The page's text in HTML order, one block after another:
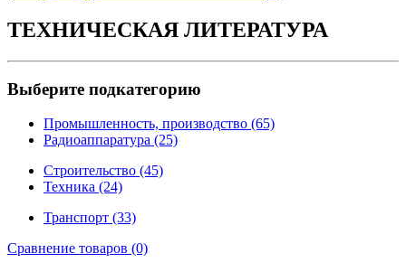
ТЕХНИЧЕСКАЯ ЛИТЕРАТУРА
Выберите подкатегорию
Промышленность, производство (65)
Радиоаппаратура (25)
Строительство (45)
Техника (24)
Транспорт (33)
Сравнение товаров (0)